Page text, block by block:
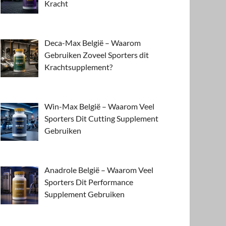
Kracht
Deca-Max België – Waarom
Gebruiken Zoveel Sporters dit
Krachtsupplement?
Win-Max België – Waarom Veel
Sporters Dit Cutting Supplement
Gebruiken
Anadrole België – Waarom Veel
Sporters Dit Performance
Supplement Gebruiken